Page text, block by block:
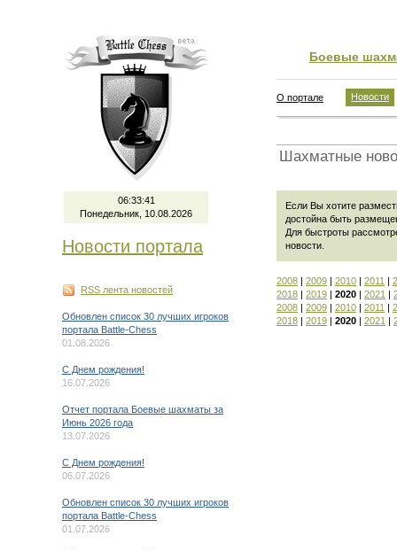
06:33:41
Понедельник, 10.08.2026
Новости портала
RSS лента новостей
Обновлен список 30 лучших игроков
портала Battle-Chess
01.08.2026
C Днем рождения!
16.07.2026
Отчет портала Боевые шахматы за
Июнь 2026 года
13.07.2026
C Днем рождения!
06.07.2026
Обновлен список 30 лучших игроков
портала Battle-Chess
01.07.2026
Боевые
О портале Новости
Шахматные
Если Вы хотите
достойна быть
Для быстроты
новости
2008 | 2009 | 2010 | 2011 |
2018 | 2019 | 2020 | 2021 |
2008 | 2009 | 2010 | 2011 |
2018 | 2019 | 2020 | 2021 |